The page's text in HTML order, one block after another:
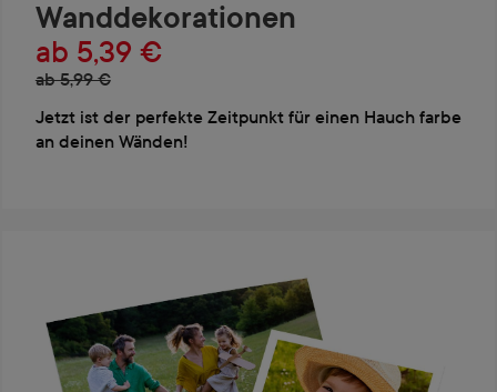
Wanddekorationen
ab 5,39 €
ab 5,99 €
Jetzt ist der perfekte Zeitpunkt für einen Hauch farbe
an deinen Wänden!